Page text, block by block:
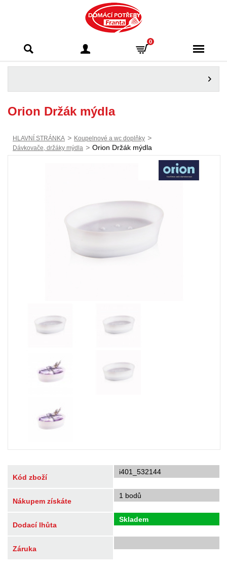
Franta - Příbram
0
Orion Držák mýdla
HLAVNÍ STRÁNKA > Koupelnové a wc doplňky >
Dávkovače, držáky mýdla > Orion Držák mýdla
Kód zboží
i401_532144
Nákupem získáte
1 bodů
Dodací lhůta
Skladem
Záruka